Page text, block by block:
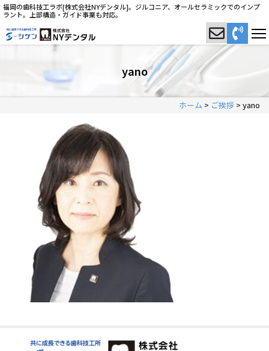
福岡の歯科技工ラボ[株式会社NYデンタル]。ジルコニア、オールセラミックでのインプ
ラント。上部構造・ガイド事業も対応。
yano
ホーム > ご挨拶 > yano